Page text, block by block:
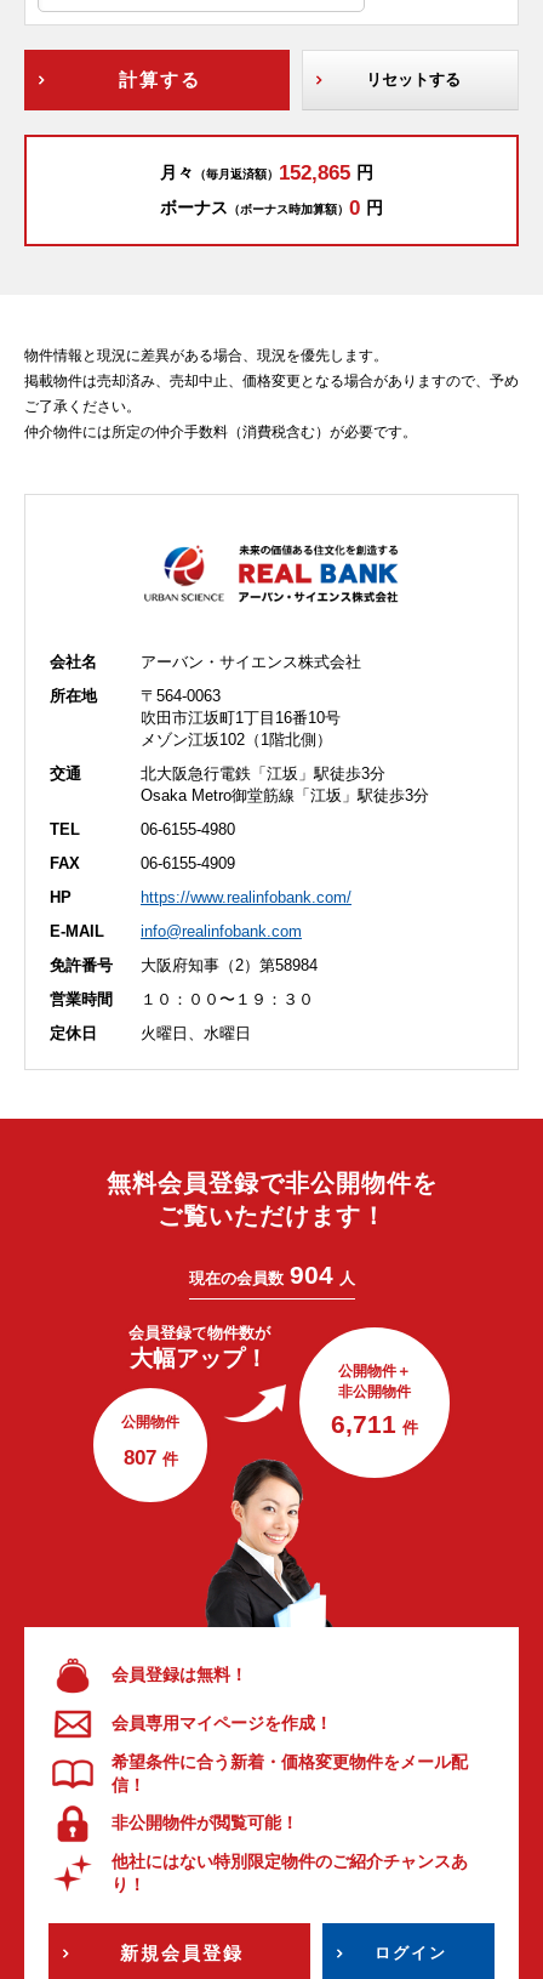
計算する リセットする
月々 （毎月返済額） 152,865 円
ボーナス （ボーナス時加算額） 0 円
物件情報と現況に差異がある場合、現況を優先します。
掲載物件は売却済み、売却中止、価格変更となる場合がありますので、予め
ご了承ください。
仲介物件には所定の仲介手数料（消費税含む）が必要です。
会社名
アーバン・サイエンス株式会社
所在地
〒564-0063
吹田市江坂町1丁目16番10号
メゾン江坂102（1階北側）
交通
北大阪急行電鉄「江坂」駅徒歩3分
Osaka Metro御堂筋線「江坂」駅徒歩3分
TEL
06-6155-4980
FAX
06-6155-4909
HP
https://www.realinfobank.com/
E-MAIL
info@realinfobank.com
免許番号
大阪府知事（2）第58984
営業時間
１０：００〜１９：３０
定休日
火曜日、水曜日
無料会員登録で非公開物件を
ご覧いただけます！
現在の会員数 904 人
会員登録で物件数が
大幅アップ！
公開物件
807 件
公開物件＋
非公開物件
6,711 件
会員登録は無料！
会員専用マイページを作成！
希望条件に合う新着・価格変更物件をメール配
信！
非公開物件が閲覧可能！
他社にはない特別限定物件のご紹介チャンスあ
り！
新規会員登録 ログイン